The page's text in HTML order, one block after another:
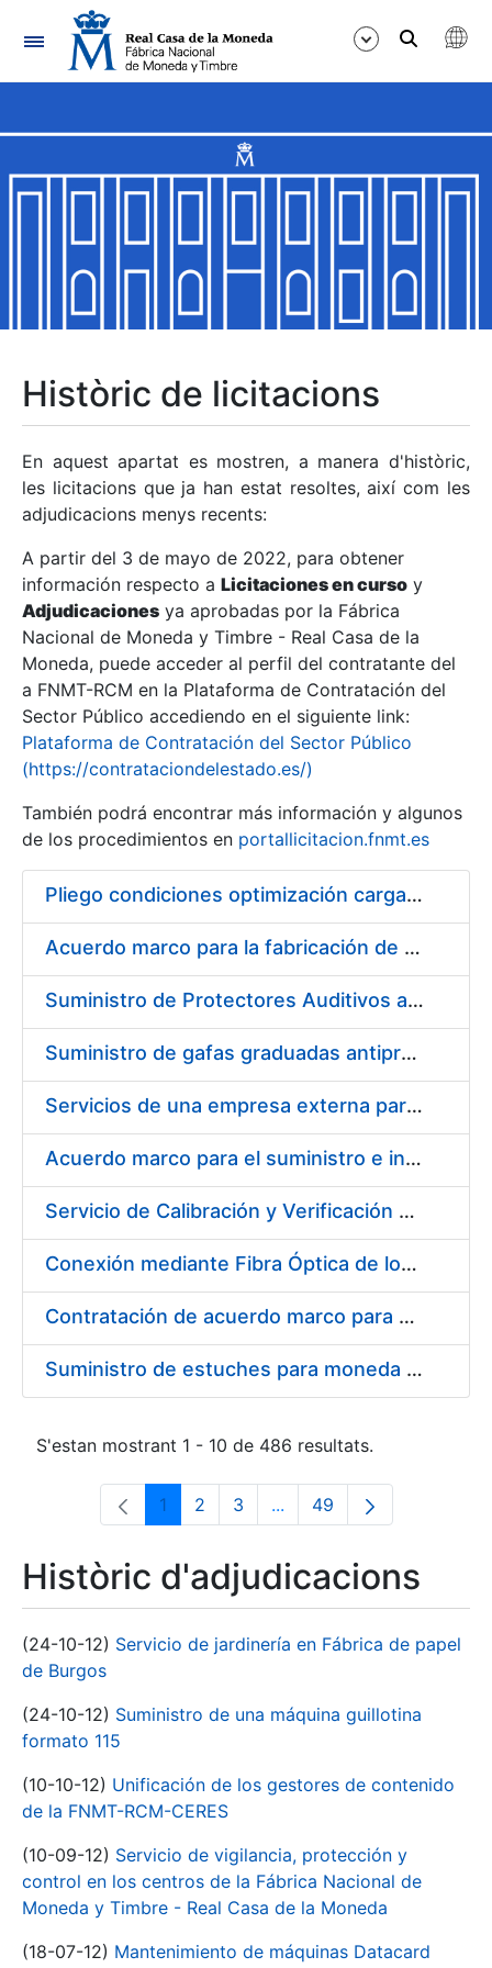
Navegació
Mostra/Amaga
Mostra/Amaga
Mostra/Amaga
Mostra/Amaga
Mostra/Amaga
Mostra/Amaga
Històric de licitacions
En aquest apartat es mostren, a manera d'històric,
les licitacions que ja han estat resoltes, així com les
adjudicacions menys recents:
A partir del 3 de mayo de 2022, para obtener
información respecto a Licitaciones en curso y
Adjudicaciones ya aprobadas por la Fábrica
Nacional de Moneda y Timbre - Real Casa de la
Moneda, puede acceder al perfil del contratante del
a FNMT-RCM en la Plataforma de Contratación del
Sector Público accediendo en el siguiente link:
Plataforma de Contratación del Sector Público
(https://contrataciondelestado.es/)
También podrá encontrar más información y algunos
de los procedimientos en portallicitacion.fnmt.es
Pliego condiciones optimización cargas compras firmado
Acuerdo marco para la fabricación de piezas
Suministro de Protectores Auditivos a medida para las personas trabajadoras de los Centros de Trabajo de Madrid y Burgos
Suministro de gafas graduadas antiproyecciones para los trabajadores de la FNMT-RCM en los centros de trabajo de Madrid y Burgos
Servicios de una empresa externa para el asesoramiento y resolución de los recursos de alzada que se presentan relacionados con procesos de selección para la FNMT-RCM
Acuerdo marco para el suministro e instalación de persianas, estores y otros complementos
Servicio de Calibración y Verificación Externa de los Equipos de Medición del Servicio de Prevención de la FNMT-RCM
Conexión mediante Fibra Óptica de los Centros de Proceso de Datos (CPDs) de las sedes de la FNMT-RCM de Burgos y Madrid
Contratación de acuerdo marco para el Suministro de Material de Electricidad para la Fábrica Nacional de Moneda y Timbre-Real Casa de la Moneda en su centro de trabajo de Burgos
Suministro de estuches para moneda de 30 €
S'estan mostrant 1 - 10 de 486 resultats.
Pàgina
1 Pàgina
2 Pàgina
3 ...Pàgines intermèdies
Pàgina
49
Històric d'adjudicacions
(24-10-12) Servicio de jardinería en Fábrica de papel
de Burgos
(24-10-12) Suministro de una máquina guillotina
formato 115
(10-10-12) Unificación de los gestores de contenido
de la FNMT-RCM-CERES
(10-09-12) Servicio de vigilancia, protección y
control en los centros de la Fábrica Nacional de
Moneda y Timbre - Real Casa de la Moneda
(18-07-12) Mantenimiento de máquinas Datacard